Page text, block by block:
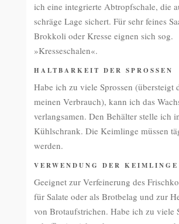
ich eine integrierte Abtropfschale, die
schräge Lage sichert. Für sehr feines
Brokkoli oder Kresse eignen sich sog.
»Kresseschalen«.
HALTBARKEIT DER SPROSSEN
Habe ich zu viele Sprossen (übersteigt
meinen Verbrauch), kann ich das
verlangsamen. Den Behälter stelle ich
Kühlschrank. Die Keimlinge müssen
werden.
VERWENDUNG DER KEIMLINGE
Geeignet zur Verfeinerung des
für Salate oder als Brotbelag und zur
von Brotaufstrichen. Habe ich zu viele